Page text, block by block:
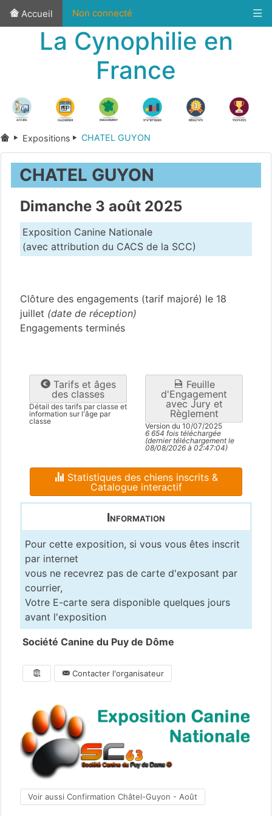
Accueil Non connecté
La Cynophilie en
France
Expositions CHATEL GUYON
CHATEL GUYON
Dimanche 3 août 2025
Exposition Canine Nationale
(avec attribution du CACS de la SCC)
Clôture des engagements (tarif majoré) le 18
juillet (date de réception)
Engagements terminés
Tarifs et âges
des classes
Détail des tarifs par classe et
information sur l'âge par
classe
Feuille
d'Engagement
avec Jury et
Règlement
Version du 10/07/2025
6 654 fois téléchargée
(dernier téléchargement le
08/08/2026 à 02:47:04)
Statistiques des chiens inscrits &
Catalogue interactif
Information
Pour cette exposition, si vous vous êtes inscrit
par internet
vous ne recevrez pas de carte d'exposant par
courrier,
Votre E-carte sera disponible quelques jours
avant l'exposition
Société Canine du Puy de Dôme
Contacter l'organisateur
Voir aussi Confirmation Châtel-Guyon - Août